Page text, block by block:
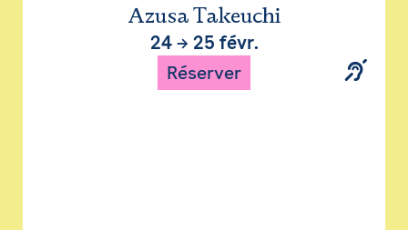
Azusa Takeuchi
24→ 25 févr.
Réserver